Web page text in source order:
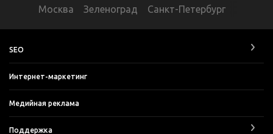
Москва Зеленоград Санкт-Петербург
SEO
Интернет-маркетинг
Медийная реклама
Поддержка